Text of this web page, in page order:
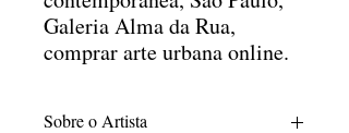
Galeria Alma da Rua,
comprar arte urbana online.
Sobre o Artista